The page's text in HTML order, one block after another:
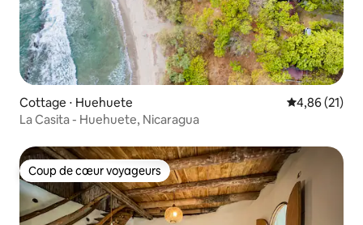
Cottage ⋅ Huehuete Évaluation
4,86 (21)
La Casita - Huehuete, Nicaragua
Coup de cœur voyageurs
Coup de cœur voyageurs